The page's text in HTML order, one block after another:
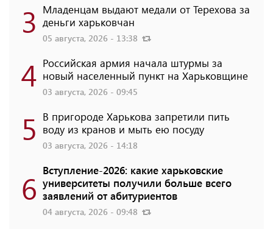
3 Младенцам выдают медали от Терехова за
деньги харьковчан
05 августа, 2026 - 13:38
4 Российская армия начала штурмы за
новый населенный пункт на Харьковщине
03 августа, 2026 - 09:45
5 В пригороде Харькова запретили пить
воду из кранов и мыть ею посуду
03 августа, 2026 - 14:18
6 Вступление-2026: какие харьковские
университеты получили больше всего
заявлений от абитуриентов
04 августа, 2026 - 09:48